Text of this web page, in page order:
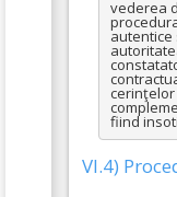
vederea
autentice
fiind
VI.4)